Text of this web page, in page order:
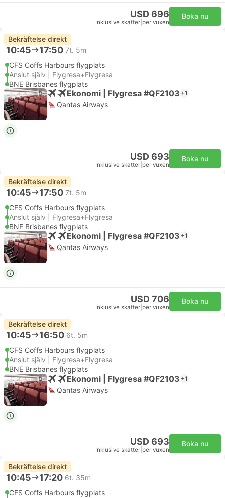
USD 696
Inklusive skatter per vuxen
Boka nu
Bekräftelse direkt
10:45 17:50 7t. 5m
CFS Coffs Harbours flygplats
Anslut själv | Flygresa+Flygresa
BNE Brisbanes flygplats
Ekonomi | Flygresa #QF2103 +1
Qantas Airways
USD 693
Inklusive skatter per vuxen
Boka nu
Bekräftelse direkt
10:45 17:50 7t. 5m
CFS Coffs Harbours flygplats
Anslut själv | Flygresa+Flygresa
BNE Brisbanes flygplats
Ekonomi | Flygresa #QF2103 +1
Qantas Airways
USD 706
Inklusive skatter per vuxen
Boka nu
Bekräftelse direkt
10:45 16:50 6t. 5m
CFS Coffs Harbours flygplats
Anslut själv | Flygresa+Flygresa
BNE Brisbanes flygplats
Ekonomi | Flygresa #QF2103 +1
Qantas Airways
USD 693
Inklusive skatter per vuxen
Boka nu
Bekräftelse direkt
10:45 17:20 6t. 35m
CFS Coffs Harbours flygplats